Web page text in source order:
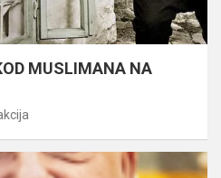
MUSLIMANA NA